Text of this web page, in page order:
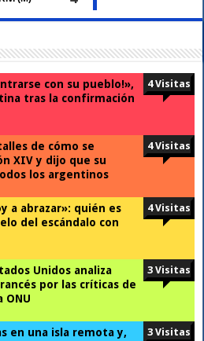
con su pueblo!»,
tras la confirmación
4 Visitas
de cómo se
XIV y dijo que su
los argentinos
4 Visitas
a abrazar»: quién es
del escándalo con
4 Visitas
Unidos analiza
por las críticas de
ONU
3 Visitas
en una isla remota y,
3 Visitas